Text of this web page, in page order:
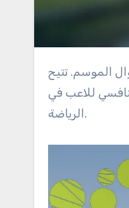
للاعب في
الرياضة.